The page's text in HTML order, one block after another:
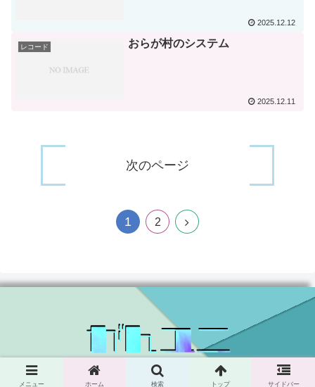
2025.12.12
レコード おらが村のシステム
2025.12.11
次のページ
1 2
次
© 2024 がんユニ.
メニュー ホーム 検索 トップ サイドバー